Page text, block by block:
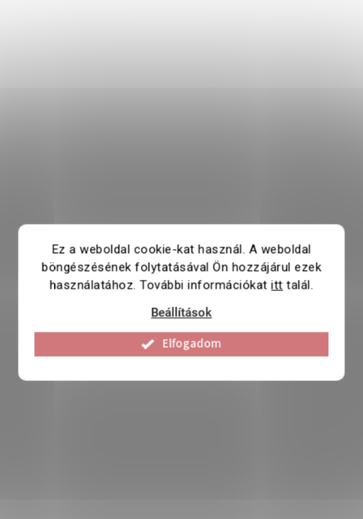
Ez a weboldal cookie-kat használ. A weboldal
böngészésének folytatásával Ön hozzájárul ezek
használatához. További információkatitt talál.
Beállítások
Elfogadom